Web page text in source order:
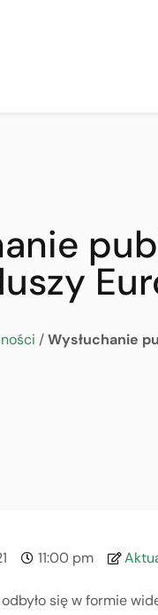
/Wysłuchanie
11:00 pm
się w formie